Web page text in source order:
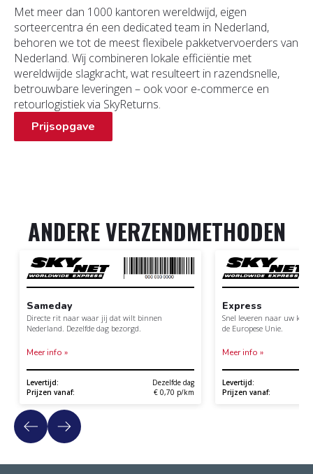
Met meer dan 1000 kantoren wereldwijd, eigen
sorteercentra én een dedicated team in Nederland,
behoren we tot de meest flexibele pakketvervoerders van
Nederland. Wij combineren lokale efficiëntie met
wereldwijde slagkracht, wat resulteert in razendsnelle,
betrouwbare leveringen – ook voor e-commerce en
retourlogistiek via SkyReturns.
Prijsopgave
ANDERE VERZENDMETHODEN
Sameday
Directe rit naar waar jij dat wilt binnen
Nederland. Dezelfde dag bezorgd.
Meer info »
Levertijd:
Dezelfde dag
Prijzen vanaf:
€ 0,70 p/km
Express
Snel leveren naar uw
de Europese Unie.
Meer info »
Levertijd:
Prijzen vanaf: